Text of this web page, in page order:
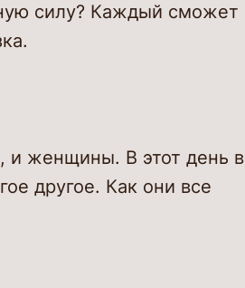
силу? Каждый сможет
и женщины. В этот день в
другое. Как они все